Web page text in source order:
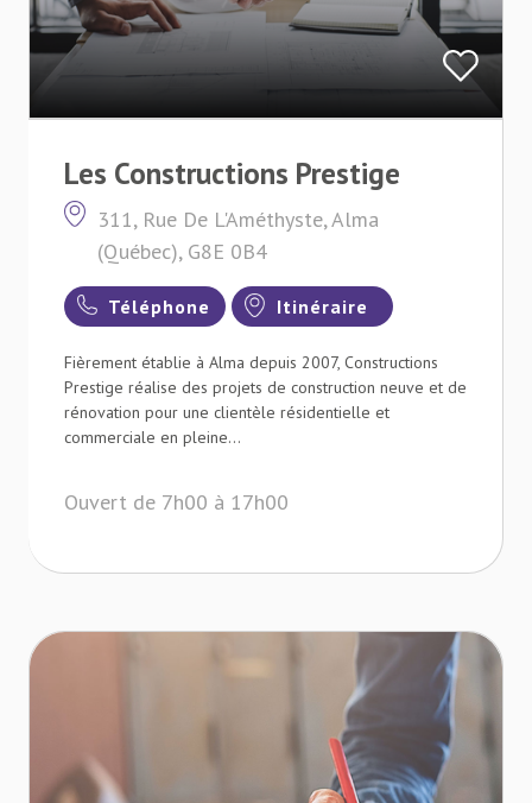
Les Constructions Prestige
311, Rue De L'Améthyste, Alma
(Québec), G8E 0B4
Téléphone Itinéraire
Fièrement établie à Alma depuis 2007, Constructions
Prestige réalise des projets de construction neuve et de
rénovation pour une clientèle résidentielle et
commerciale en pleine...
Ouvert de 7h00 à 17h00